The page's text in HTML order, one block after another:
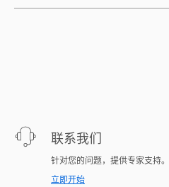
联系我们
针对您的问题，提供专家支持。
立即开始